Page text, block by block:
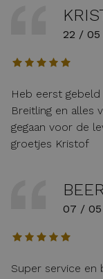
22 / 05
Heb eerst
Breitling en alles
gegaan voor de
groetjes Kristof
07 / 05
Super service en